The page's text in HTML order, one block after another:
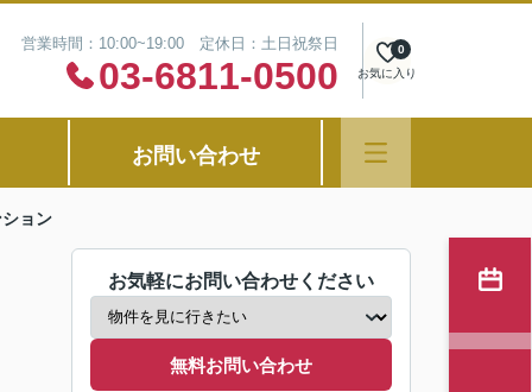
営業時間：10:00~19:00 定休日：土日祝祭日
03-6811-0500 お気に入り
0
お問い合わせ
ョン
お気軽にお問い合わせください
無料お問い合わせ